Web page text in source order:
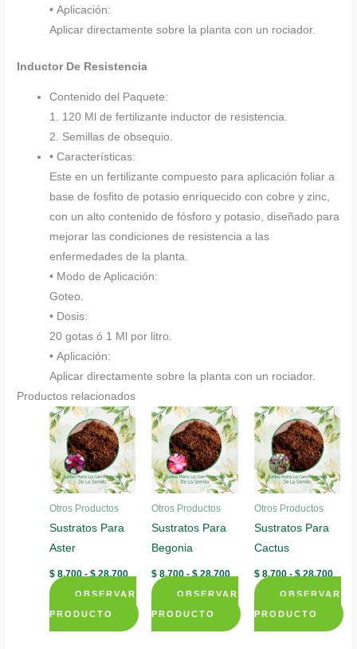
• Aplicación:
Aplicar directamente sobre la planta con un rociador.
Inductor De Resistencia
Contenido del Paquete:
1. 120 Ml de fertilizante inductor de resistencia.
2. Semillas de obsequio.
• Características:
Este en un fertilizante compuesto para aplicación foliar a
base de fosfito de potasio enriquecido con cobre y zinc,
con un alto contenido de fósforo y potasio, diseñado para
mejorar las condiciones de resistencia a las
enfermedades de la planta.
• Modo de Aplicación:
Goteo.
• Dosis:
20 gotas ó 1 Ml por litro.
• Aplicación:
Aplicar directamente sobre la planta con un rociador.
Productos relacionados
Otros Productos
Sustratos Para
Aster
$ 8.700 - $28.700 Rango
precios:
desde
$ 8.700
hasta
OBSERVAR
PRODUCTO
Este
Otros Productos
Sustratos Para
Begonia
$ 8.700 - $28.700 Rango
precios:
desde
$ 8.700
hasta
OBSERVAR
PRODUCTO
Este
Otros Productos
Sustratos Para
Cactus
$8.700 - $28.700
$
hasta
OBSERVAR
PRODUCTO
Este